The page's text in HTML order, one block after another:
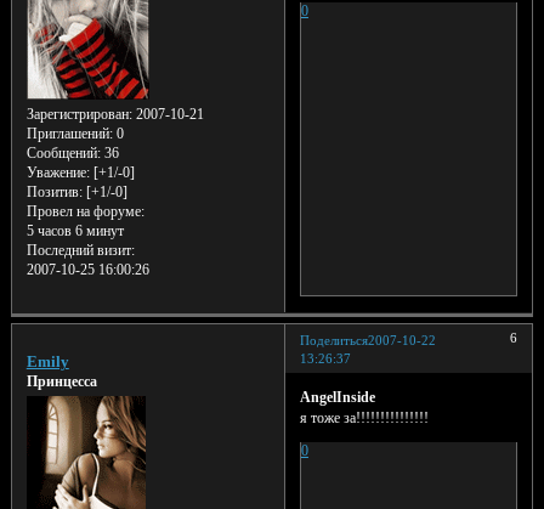
Зарегистрирован: 2007-10-21
Приглашений:0
Сообщений:36
Уважение: [+1/-0]
Позитив: [+1/-0]
Провел на форуме:
5 часов 6 минут
Последний визит:
2007-10-25 16:00:26
0
Поделиться 6
2007-10-22
13:26:37
Emily
Принцесса
AngelInside
я тоже за!!!!!!!!!!!!!!!
0